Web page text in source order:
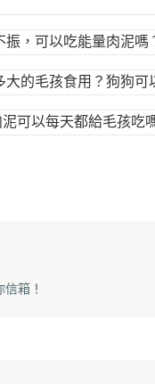
振，可以吃能量肉泥嗎
大的毛孩食用？狗狗可
可以每天都給毛孩吃
箱！